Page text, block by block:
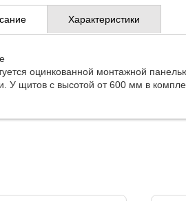
Характеристики
оцинкованной монтажной
У щитов с высотой от 600 мм в